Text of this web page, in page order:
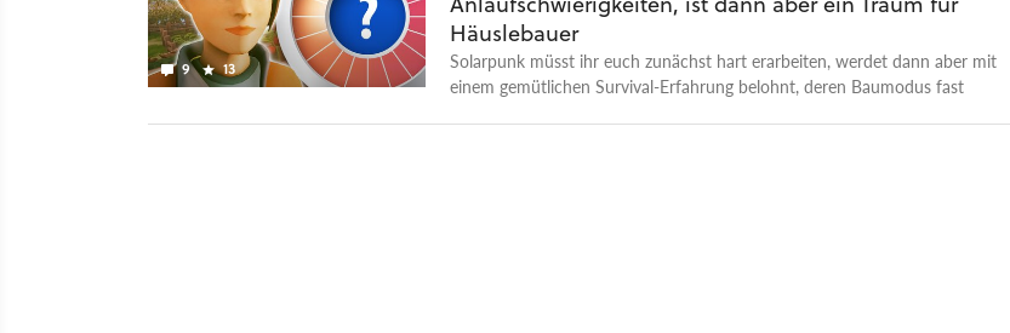
9 13
Häuslebauer
Solarpunk müsst ihr euch zunächst hart erarbeiten, werdet dann aber mit
einem gemütlichen Survival-Erfahrung belohnt, deren Baumodus fast